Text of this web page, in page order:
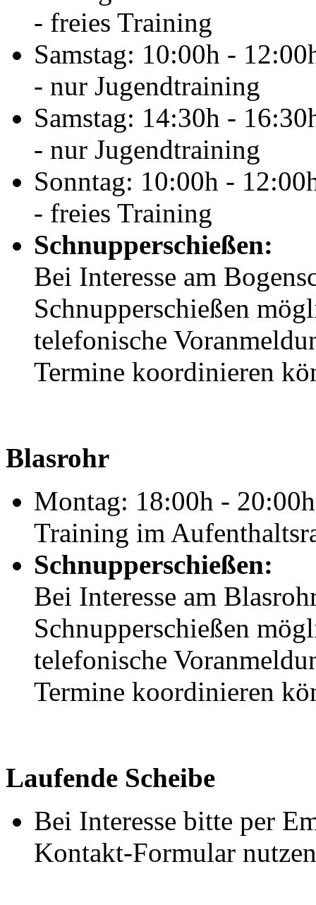
- freies Training
Samstag: 10:00h -
- nur Jugendtraining
Samstag: 14:30h -
- nur Jugendtraining
Sonntag: 10:00h -
- freies Training
Schnupperschießen:
Bei Interesse am
Schnupperschießen
telefonische
Termine koordinieren
Blasrohr
Montag: 18:00h - 20:00h
Training im
Schnupperschießen:
Bei Interesse am
Schnupperschießen
telefonische
Termine koordinieren
Laufende Scheibe
Bei Interesse bitte per
Kontakt-Formular